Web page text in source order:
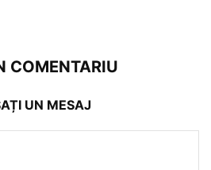
COMENTARIU
UN MESAJ